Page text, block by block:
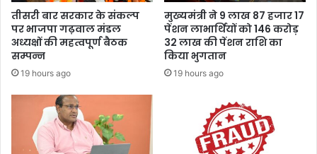
छा
पे
मा
रे
ग
,
तीसरी बार सरकार के संकल्प
पर भाजपा गढ़वाल मंडल
अध्यक्षों की महत्वपूर्ण बैठक
सम्पन्न
19 hours ago
मुख्यमंत्री ने 9 लाख 87 हजार 17
पेंशन लाभार्थियों को 146 करोड़
32 लाख की पेंशन राशि का
किया भुगतान
19 hours ago